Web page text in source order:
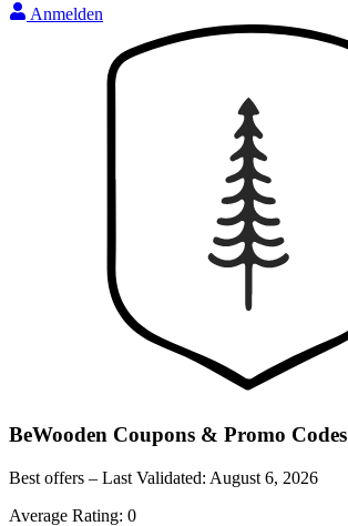
Anmelden
BeWooden Coupons & Promo Codes
Best offers – Last Validated: August 6, 2026
Average Rating: 0